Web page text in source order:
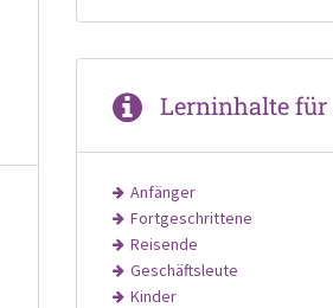
Lerninhalte für
Anfänger
Fortgeschrittene
Reisende
Geschäftsleute
Kinder